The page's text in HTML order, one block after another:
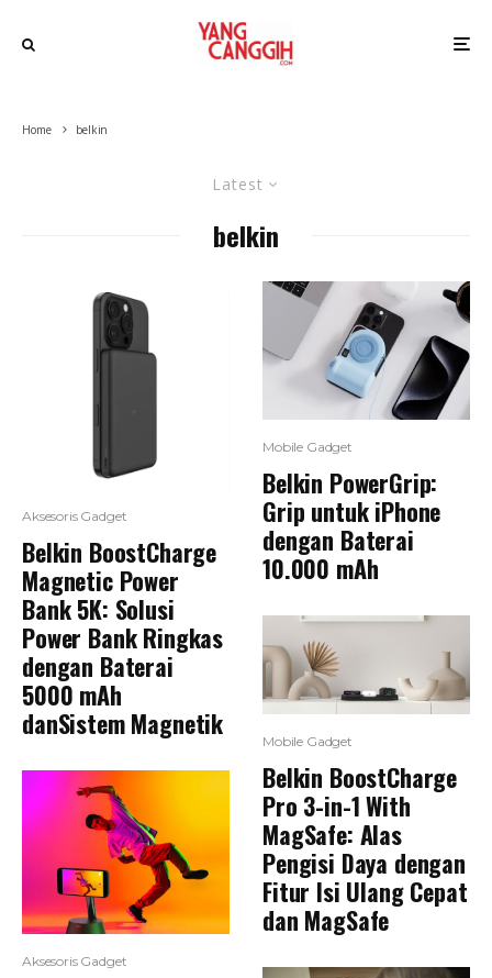
Home belkin
Latest
belkin
Aksesoris Gadget
Belkin BoostCharge
Magnetic Power
Bank 5K: Solusi
Power Bank Ringkas
dengan Baterai
5000 mAh
danSistem Magnetik
Aksesoris Gadget
Mobile Gadget
Belkin PowerGrip:
Grip untuk iPhone
dengan Baterai
10.000 mAh
Mobile Gadget
Belkin BoostCharge
Pro 3-in-1 With
MagSafe: Alas
Pengisi Daya dengan
Fitur Isi Ulang Cepat
dan MagSafe